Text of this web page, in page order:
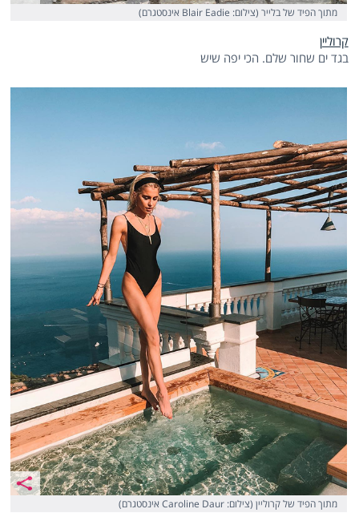
מתוך הפיד של בלייר (צילום: Blair Eadie אינסטגרם)
קרוליין
בגד ים שחור שלם. הכי יפה שיש
מתוך הפיד של קרוליין (צילום: Caroline Daur אינסטגרם)